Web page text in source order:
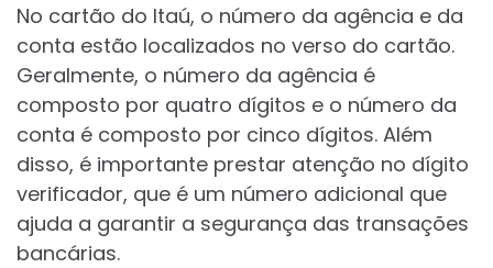
No cartão do Itaú, o número da agência e da
conta estão localizados no verso do cartão.
Geralmente, o número da agência é
composto por quatro dígitos e o número da
conta é composto por cinco dígitos. Além
disso, é importante prestar atenção no dígito
verificador, que é um número adicional que
ajuda a garantir a segurança das transações
bancárias.